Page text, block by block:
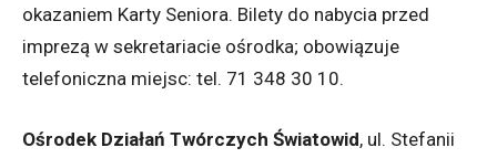
okazaniem Karty Seniora. Bilety do nabycia przed
imprezą w sekretariacie ośrodka; obowiązuje
telefoniczna miejsc: tel. 71 348 30 10.
Ośrodek Działań Twórczych Światowid, ul. Stefanii